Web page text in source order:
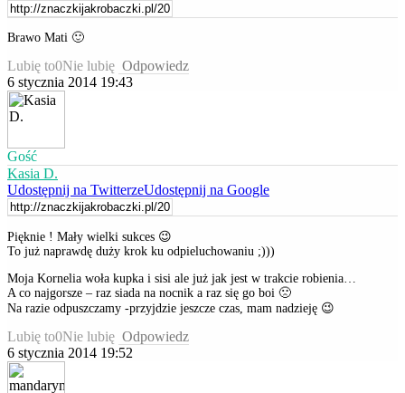
Brawo Mati 🙂
Lubię to0Nie lubię Odpowiedz
6 stycznia 2014 19:43
Gość
Kasia D.
Udostępnij na TwitterzeUdostępnij na Google
Pięknie ! Mały wielki sukces 😉
To już naprawdę duży krok ku odpieluchowaniu ;)))
Moja Kornelia woła kupka i sisi ale już jak jest w trakcie robienia…
A co najgorsze – raz siada na nocnik a raz się go boi 🙁
Na razie odpuszczamy -przyjdzie jeszcze czas, mam nadzieję 😉
Lubię to0Nie lubię Odpowiedz
6 stycznia 2014 19:52